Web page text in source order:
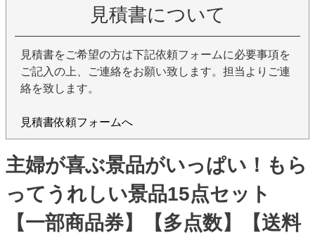
見積書について
見積書をご希望の方は下記依頼フォームに必要事項を
ご記入の上、ご連絡をお願い致します。担当よりご連
絡を致します。
見積書依頼フォームへ
主婦が喜ぶ景品がいっぱい！もら
ってうれしい景品15点セット
【一部商品券】【多点数】【送料